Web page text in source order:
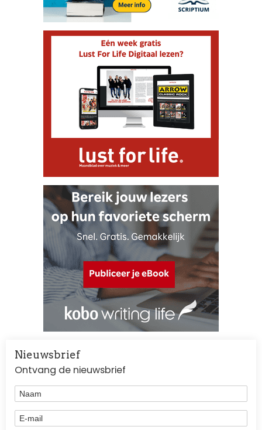
Nieuwsbrief
Ontvang de nieuwsbrief
Naam
E-mail